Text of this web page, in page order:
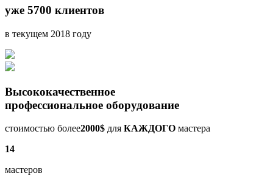
уже 5700 клиентов
в текущем 2018 году
Высококачественное
профессиональное оборудование
стоимостью более2000$ для КАЖДОГО мастера
14
мастеров